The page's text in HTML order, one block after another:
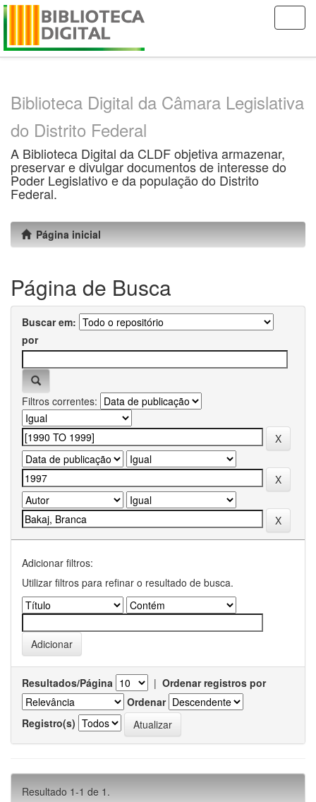
Skip
Biblioteca Digital da Câmara Legislativa
do Distrito Federal
A Biblioteca Digital da CLDF objetiva armazenar,
preservar e divulgar documentos de interesse do
Poder Legislativo e da população do Distrito
Federal.
Página inicial
Página de Busca
Buscar em:
por
Filtros correntes:
Adicionar filtros:
Utilizar filtros para refinar o resultado de busca.
Resultados/Página | Ordenar registros por
Ordenar
Registro(s)
Resultado 1-1 de 1.